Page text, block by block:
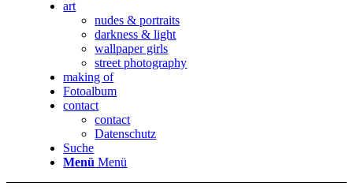
art
nudes & portraits
darkness & light
wallpaper girls
street photography
making of
Fotoalbum
contact
contact
Datenschutz
Suche
Menü Menü